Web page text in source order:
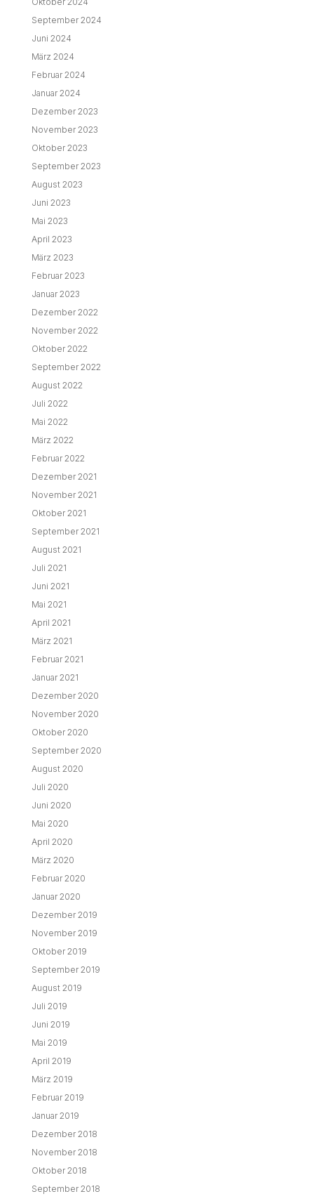
September 2024
Juni 2024
März 2024
Februar 2024
Januar 2024
Dezember 2023
November 2023
Oktober 2023
September 2023
August 2023
Juni 2023
Mai 2023
April 2023
März 2023
Februar 2023
Januar 2023
Dezember 2022
November 2022
Oktober 2022
September 2022
August 2022
Juli 2022
Mai 2022
März 2022
Februar 2022
Dezember 2021
November 2021
Oktober 2021
September 2021
August 2021
Juli 2021
Juni 2021
Mai 2021
April 2021
März 2021
Februar 2021
Januar 2021
Dezember 2020
November 2020
Oktober 2020
September 2020
August 2020
Juli 2020
Juni 2020
Mai 2020
April 2020
März 2020
Februar 2020
Januar 2020
Dezember 2019
November 2019
Oktober 2019
September 2019
August 2019
Juli 2019
Juni 2019
Mai 2019
April 2019
März 2019
Februar 2019
Januar 2019
Dezember 2018
November 2018
Oktober 2018
September 2018